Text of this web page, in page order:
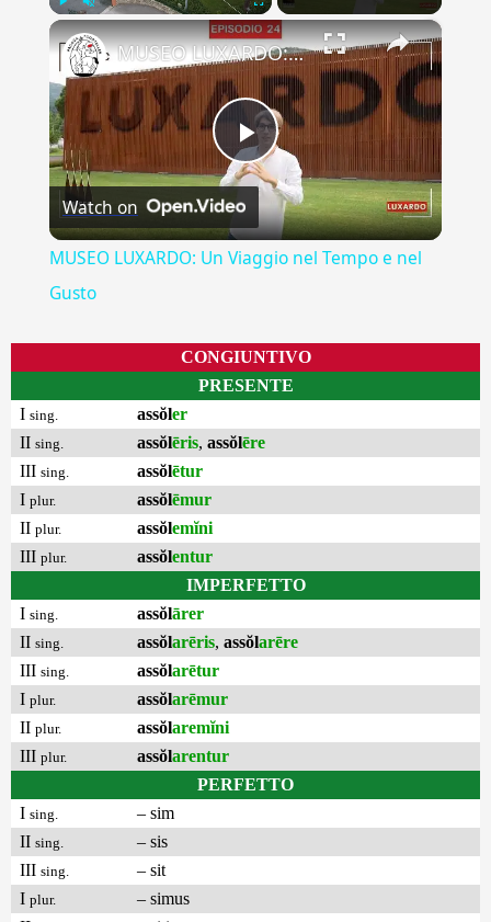
Fullscreen ×
Play
Video
MUSEO LUXARDO: Un Viaggio nel Tempo e nel Gusto
Watch on
MUSEO LUXARDO: Un Viaggio nel Tempo e nel
Gusto
CONGIUNTIVO
PRESENTE
I sing. assŏler
II sing. assŏlēris, assŏlēre
III sing. assŏlētur
I plur. assŏlēmur
II plur. assŏlemĭni
III plur. assŏlentur
IMPERFETTO
I sing. assŏlārer
II sing. assŏlarēris, assŏlarēre
III sing. assŏlarētur
I plur. assŏlarēmur
II plur. assŏlaremĭni
III plur. assŏlarentur
PERFETTO
I sing.
– sim
II sing.
– sis
III sing.
– sit
I plur.
– simus